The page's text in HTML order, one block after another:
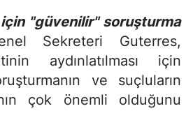
için "güvenilir" soruşturma
Sekreteri Guterres,
aydınlatılması için
ve suçluların
çok önemli olduğunu